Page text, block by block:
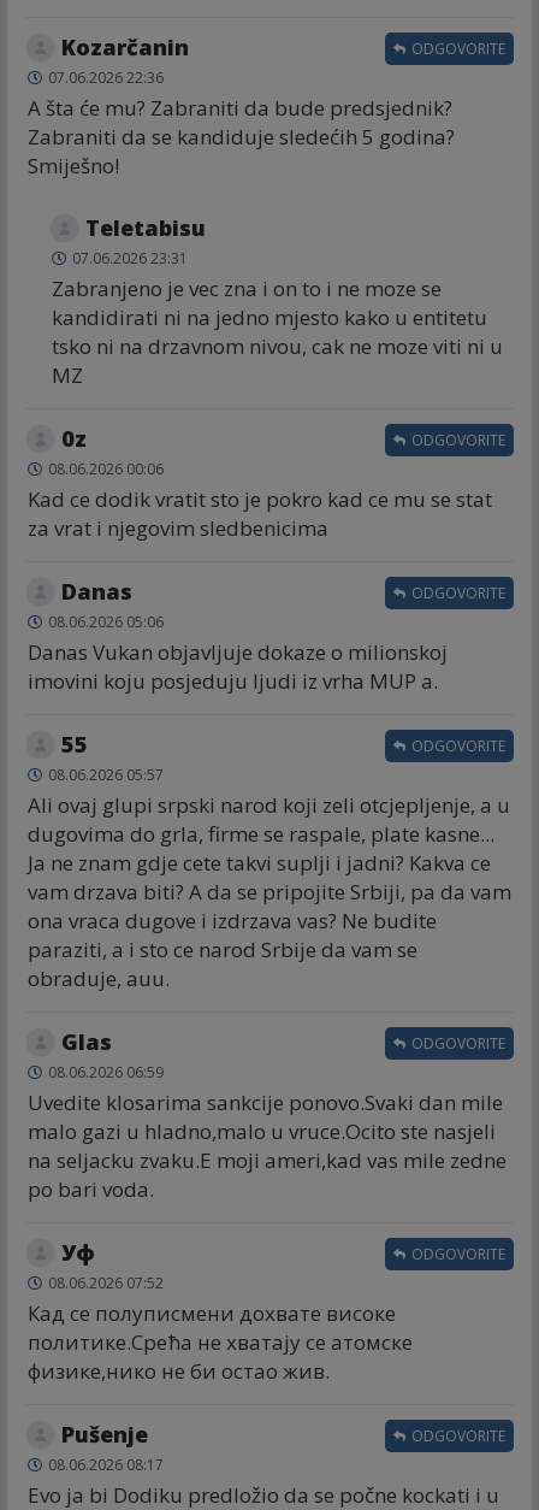
Kozarčanin
07.06.2026 22:36
A šta će mu? Zabraniti da bude predsjednik?
Zabraniti da se kandiduje sledećih 5 godina?
Smiješno!
ODGOVORITE
Teletabisu
07.06.2026 23:31
Zabranjeno je vec zna i on to i ne moze se
kandidirati ni na jedno mjesto kako u entitetu
tsko ni na drzavnom nivou, cak ne moze viti ni u
MZ
0z
08.06.2026 00:06
Kad ce dodik vratit sto je pokro kad ce mu se stat
za vrat i njegovim sledbenicima
ODGOVORITE
Danas
08.06.2026 05:06
Danas Vukan objavljuje dokaze o milionskoj
imovini koju posjeduju ljudi iz vrha MUP a.
ODGOVORITE
55
08.06.2026 05:57
Ali ovaj glupi srpski narod koji zeli otcjepljenje, a u
dugovima do grla, firme se raspale, plate kasne...
Ja ne znam gdje cete takvi suplji i jadni? Kakva ce
vam drzava biti? A da se pripojite Srbiji, pa da vam
ona vraca dugove i izdrzava vas? Ne budite
paraziti, a i sto ce narod Srbije da vam se
obraduje, auu.
ODGOVORITE
Glas
08.06.2026 06:59
Uvedite klosarima sankcije ponovo.Svaki dan mile
malo gazi u hladno,malo u vruce.Ocito ste nasjeli
na seljacku zvaku.E moji ameri,kad vas mile zedne
po bari voda.
ODGOVORITE
Уф
08.06.2026 07:52
Кад се полуписмени дохвате високе
политике.Срећа не хватају се атомске
физике,нико не би остао жив.
ODGOVORITE
Pušenje
08.06.2026 08:17
Evo ja bi Dodiku predložio da se počne kockati i u
ODGOVORITE